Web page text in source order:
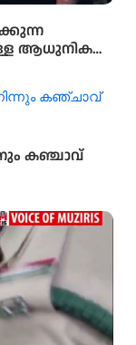
ആധുനിക
അഡ്വ.എൻ.
കഞ്ചാവ്